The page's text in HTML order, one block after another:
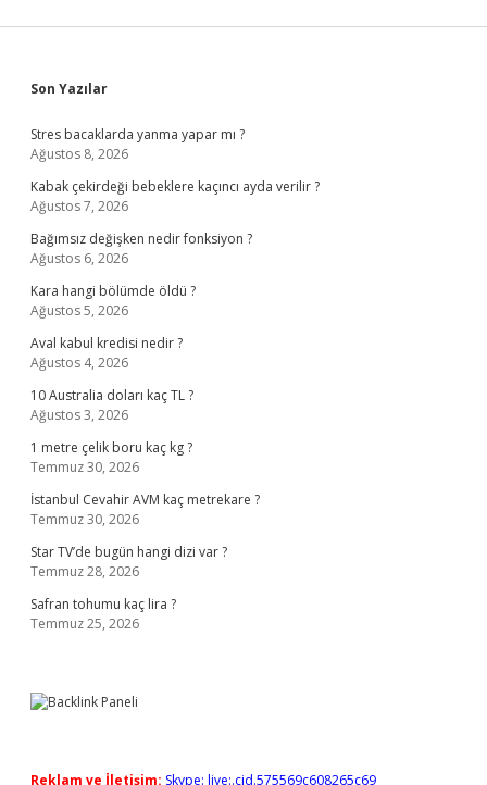
Sidebar
Son Yazılar
Stres bacaklarda yanma yapar mı ?
Ağustos 8, 2026
Kabak çekirdeği bebeklere kaçıncı ayda verilir ?
Ağustos 7, 2026
Bağımsız değişken nedir fonksiyon ?
Ağustos 6, 2026
Kara hangi bölümde öldü ?
Ağustos 5, 2026
Aval kabul kredisi nedir ?
Ağustos 4, 2026
10 Australia doları kaç TL ?
Ağustos 3, 2026
1 metre çelik boru kaç kg ?
Temmuz 30, 2026
İstanbul Cevahir AVM kaç metrekare ?
Temmuz 30, 2026
Star TV’de bugün hangi dizi var ?
Temmuz 28, 2026
Safran tohumu kaç lira ?
Temmuz 25, 2026
Reklam ve İletişim: Skype: live:.cid.575569c608265c69